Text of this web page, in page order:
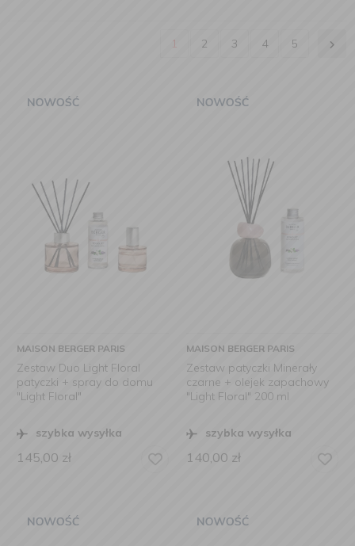
1 2 3 4 5
MAISON BERGER PARIS
Zestaw Duo Light Floral
patyczki + spray do domu
"Light Floral"
szybka wysyłka
145,00 zł
MAISON BERGER PARIS
Zestaw patyczki Minerały
czarne + olejek zapachowy
"Light Floral" 200 ml
szybka wysyłka
140,00 zł